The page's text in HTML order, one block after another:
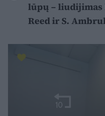
lūpų – liudijimas
Reed ir S.